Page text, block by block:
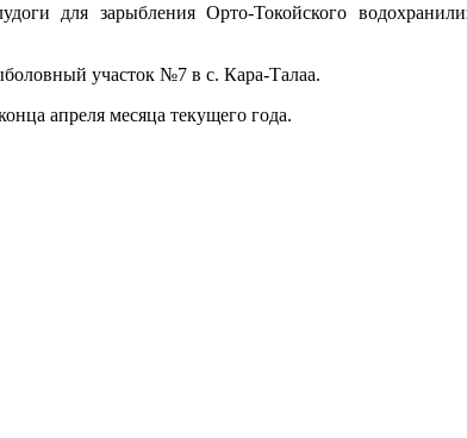
для зарыбления Орто-Токойского
участок №7 в с. Кара-Талаа.
апреля месяца текущего года.